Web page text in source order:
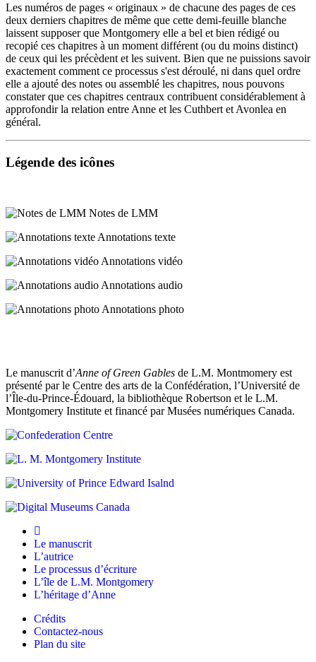
pas
une
si
mauvaise
affaire
après
tout
:
se
sentir
quelque
appréciée
de
bien
que
de
recevoir
l’éducation
la
plus
sérieuse
Les numéros de pages « originaux » de chacune des pages de ces
deux derniers chapitres de même que cette demi-feuille blanche
laissent supposer que Montgomery elle a bel et bien rédigé ou
recopié ces chapitres à un moment différent (ou du moins distinct)
de ceux qui les précèdent et les suivent. Bien que ne puissions savoir
exactement comment ce processus s'est déroulé, ni dans quel ordre
elle a ajouté des notes ou assemblé les chapitres, nous pouvons
constater que ces chapitres centraux contribuent considérablement à
approfondir la relation entre Anne et les Cuthbert et Avonlea en
général.
ANNOTATION
TEXTE
numéros
de
pages
«
originaux
»
de
des
derniers
chapitres
de
même
cette
feuille
laissent
supposer
que
Montgomery
bien
rédigé
recopié
chapitres
Légende des icônes
Notes de LMM
Annotations texte
Annotations vidéo
Annotations audio
Annotations photo
Le manuscrit d’Anne of Green Gables de L.M. Montmomery est
présenté par le Centre des arts de la Confédération, l’Université de
l’Île-du-Prince-Édouard, la bibliothèque Robertson et le L.M.
Montgomery Institute et financé par Musées numériques Canada.
Le manuscrit
L’autrice
Le processus d’écriture
L’île de L.M. Montgomery
L’héritage d’Anne
Crédits
Contactez-nous
Plan du site